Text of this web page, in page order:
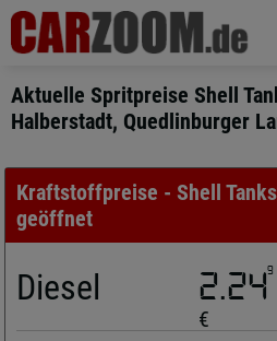
Aktuelle Spritpreise Shell
Halberstadt, Quedlinburger
Kraftstoffpreise - Shell
geöffnet
Diesel 2.249
€